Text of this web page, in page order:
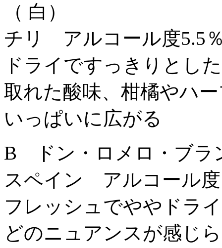
（ 白）
チリ アルコール度
ドライですっきりとし
取れた酸味、柑橘やハ
いっぱいに広がる
B ドン・ロメロ・ブラ
スペイン アルコール
フレッシュでややドラ
どのニュアンスが感じ